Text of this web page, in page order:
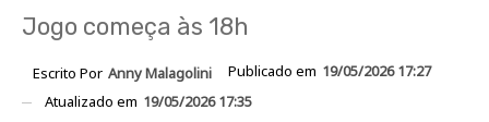
Jogo começa às 18h
Escrito Por Anny Malagolini Publicado em 19/05/2026 17:27
Atualizado em 19/05/2026 17:35